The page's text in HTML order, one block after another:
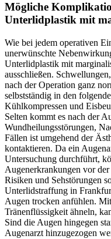
Mögliche
Unterlidplastik mit
Wie bei jedem operativen
unerwünschte
Unterlidplastik mit
ausschließen.
nach der Operation ganz
selbstständig in den
Kühlkompressen und
Selten kommt es nach der
Wundheilungsstörungen,
Fällen ist umgehend der
kontaktieren. Da ein
Untersuchung durchführt,
Augenerkrankungen vor
Risiken und Sehstörungen
Unterlidstraffung in
Augen trocken anfühlen.
Tränenflüssigkeit ähneln,
Sind die Augen hingegen
Augenarzt hinzugezogen